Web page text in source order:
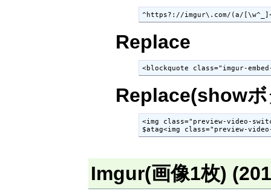
^https?://imgur\.com/(a/
Replace
<blockquote class="imgur-
Replace(show
<img class="preview-video-
$atag<img class="preview-
Imgur(画像1枚)